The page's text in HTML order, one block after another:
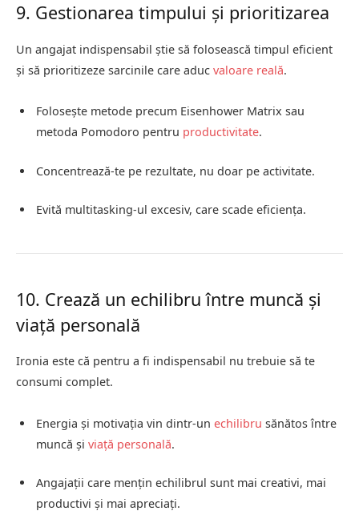
9. Gestionarea timpului și prioritizarea
Un angajat indispensabil știe să folosească timpul eficient
și să prioritizeze sarcinile care aduc valoare reală.
Folosește metode precum Eisenhower Matrix sau
metoda Pomodoro pentru productivitate.
Concentrează-te pe rezultate, nu doar pe activitate.
Evită multitasking-ul excesiv, care scade eficiența.
10. Crează un echilibru între muncă și
viață personală
Ironia este că pentru a fi indispensabil nu trebuie să te
consumi complet.
Energia și motivația vin dintr-un echilibru sănătos între
muncă și viață personală.
Angajații care mențin echilibrul sunt mai creativi, mai
productivi și mai apreciați.